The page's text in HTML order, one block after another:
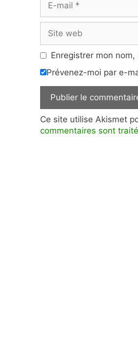
mail
web
Enregistrer mon
Prévenez-moi par e-
Ce site utilise Akismet
commentaires sont